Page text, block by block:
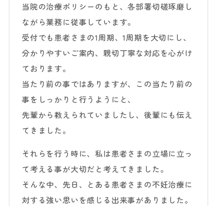
当院の治療ポリシーのもと、各部署切磋琢磨し
ながら業務に従事しています。
受付でも患者さまの1周期、1周期を大切にし、
分かりやすいご案内、親切丁寧な対応を心がけ
ております。
当たり前の事ではありますが、この当たり前の
事をしっかりと行うようにと、
先輩から教えられていましたし、後輩にも伝え
てきました。
それらを行う時に、私は患者さまの立場に立っ
て考える事が大切だと考えてきました。
そんな中、先日、とある患者さまの不妊治療に
対する強い思いを感じる出来事がありました。